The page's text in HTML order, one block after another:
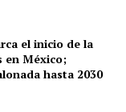
el inicio de la
en México;
hasta 2030